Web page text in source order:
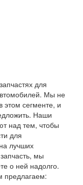
для
Мы не
сегменте, и
Наши
над тем, чтобы
для
лучших
мы
о ней надолго.
предлагаем: